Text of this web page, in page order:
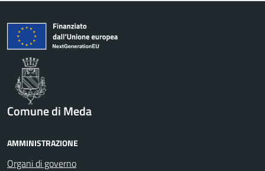
Comune di Meda
AMMINISTRAZIONE
Organi di governo